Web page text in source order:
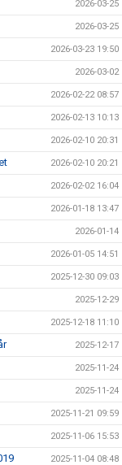
2026-03-25
2026-03-25
2026-03-23 19:50
2026-03-02
2026-02-22 08:57
2026-02-13 10:13
2026-02-10 20:31
2026-02-10 20:21
2026-02-02 16:04
2026-01-18 13:47
2026-01-14
2026-01-05 14:51
2025-12-30 09:03
2025-12-29
2025-12-18 11:10
2025-12-17
2025-11-24
2025-11-24
2025-11-21 09:59
2025-11-06 15:53
2025-11-04 08:48